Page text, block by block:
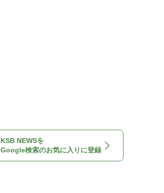
KSB NEWSを
Google検索のお気に入りに登録